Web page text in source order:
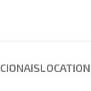
LOCATION